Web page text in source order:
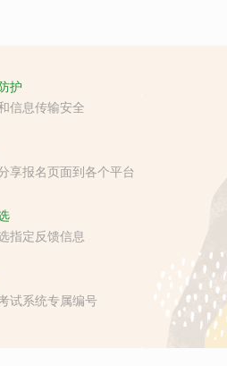
护
信息传输安全
享报名页面到各个平台
指定反馈信息
试系统专属编号